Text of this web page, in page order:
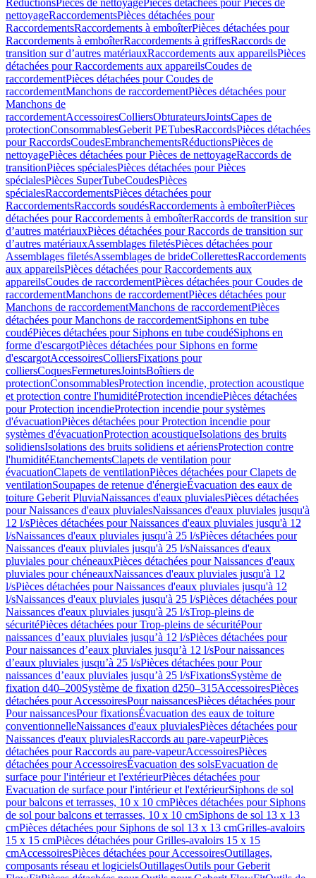
RéductionsPièces de nettoyagePièces détachées pour Pièces de
nettoyageRaccordementsPièces détachées pour
RaccordementsRaccordements à emboîterPièces détachées pour
Raccordements à emboîterRaccordements à griffesRaccords de
transition sur d’autres matériauxRaccordements aux appareilsPièces
détachées pour Raccordements aux appareilsCoudes de
raccordementPièces détachées pour Coudes de
raccordementManchons de raccordementPièces détachées pour
Manchons de
raccordementAccessoiresColliersObturateursJointsCapes de
protectionConsommablesGeberit PETubesRaccordsPièces détachées
pour RaccordsCoudesEmbranchementsRéductionsPièces de
nettoyagePièces détachées pour Pièces de nettoyageRaccords de
transitionPièces spécialesPièces détachées pour Pièces
spécialesPièces SuperTubeCoudesPièces
spécialesRaccordementsPièces détachées pour
RaccordementsRaccords soudésRaccordements à emboîterPièces
détachées pour Raccordements à emboîterRaccords de transition sur
d’autres matériauxPièces détachées pour Raccords de transition sur
d’autres matériauxAssemblages filetésPièces détachées pour
Assemblages filetésAssemblages de brideCollerettesRaccordements
aux appareilsPièces détachées pour Raccordements aux
appareilsCoudes de raccordementPièces détachées pour Coudes de
raccordementManchons de raccordementPièces détachées pour
Manchons de raccordementManchons de raccordementPièces
détachées pour Manchons de raccordementSiphons en tube
coudéPièces détachées pour Siphons en tube coudéSiphons en
forme d'escargotPièces détachées pour Siphons en forme
d'escargotAccessoiresColliersFixations pour
colliersCoquesFermeturesJointsBoîtiers de
protectionConsommablesProtection incendie, protection acoustique
et protection contre l'humiditéProtection incendiePièces détachées
pour Protection incendieProtection incendie pour systèmes
d'évacuationPièces détachées pour Protection incendie pour
systèmes d'évacuationProtection acoustiqueIsolations des bruits
solidiensIsolations des bruits solidiens et aériensProtection contre
l'humiditéEtanchementsClapets de ventilation pour
évacuationClapets de ventilationPièces détachées pour Clapets de
ventilationSoupapes de retenue d'énergieÉvacuation des eaux de
toiture Geberit PluviaNaissances d'eaux pluvialesPièces détachées
pour Naissances d'eaux pluvialesNaissances d'eaux pluviales jusqu'à
12 l/sPièces détachées pour Naissances d'eaux pluviales jusqu'à 12
l/sNaissances d'eaux pluviales jusqu'à 25 l/sPièces détachées pour
Naissances d'eaux pluviales jusqu'à 25 l/sNaissances d'eaux
pluviales pour chéneauxPièces détachées pour Naissances d'eaux
pluviales pour chéneauxNaissances d'eaux pluviales jusqu'à 12
l/sPièces détachées pour Naissances d'eaux pluviales jusqu'à 12
l/sNaissances d'eaux pluviales jusqu'à 25 l/sPièces détachées pour
Naissances d'eaux pluviales jusqu'à 25 l/sTrop-pleins de
sécuritéPièces détachées pour Trop-pleins de sécuritéPour
naissances d’eaux pluviales jusqu’à 12 l/sPièces détachées pour
Pour naissances d’eaux pluviales jusqu’à 12 l/sPour naissances
d’eaux pluviales jusqu’à 25 l/sPièces détachées pour Pour
naissances d’eaux pluviales jusqu’à 25 l/sFixationsSystème de
fixation d40–200Système de fixation d250–315AccessoiresPièces
détachées pour AccessoiresPour naissancesPièces détachées pour
Pour naissancesPour fixationsÉvacuation des eaux de toiture
conventionnelleNaissances d'eaux pluvialesPièces détachées pour
Naissances d'eaux pluvialesRaccords au pare-vapeurPièces
détachées pour Raccords au pare-vapeurAccessoiresPièces
détachées pour AccessoiresÉvacuation des solsEvacuation de
surface pour l'intérieur et l'extérieurPièces détachées pour
Evacuation de surface pour l'intérieur et l'extérieurSiphons de sol
pour balcons et terrasses, 10 x 10 cmPièces détachées pour Siphons
de sol pour balcons et terrasses, 10 x 10 cmSiphons de sol 13 x 13
cmPièces détachées pour Siphons de sol 13 x 13 cmGrilles-avaloirs
15 x 15 cmPièces détachées pour Grilles-avaloirs 15 x 15
cmAccessoiresPièces détachées pour AccessoiresOutillages,
composants réseau et logicielsOutillagesOutils pour Geberit